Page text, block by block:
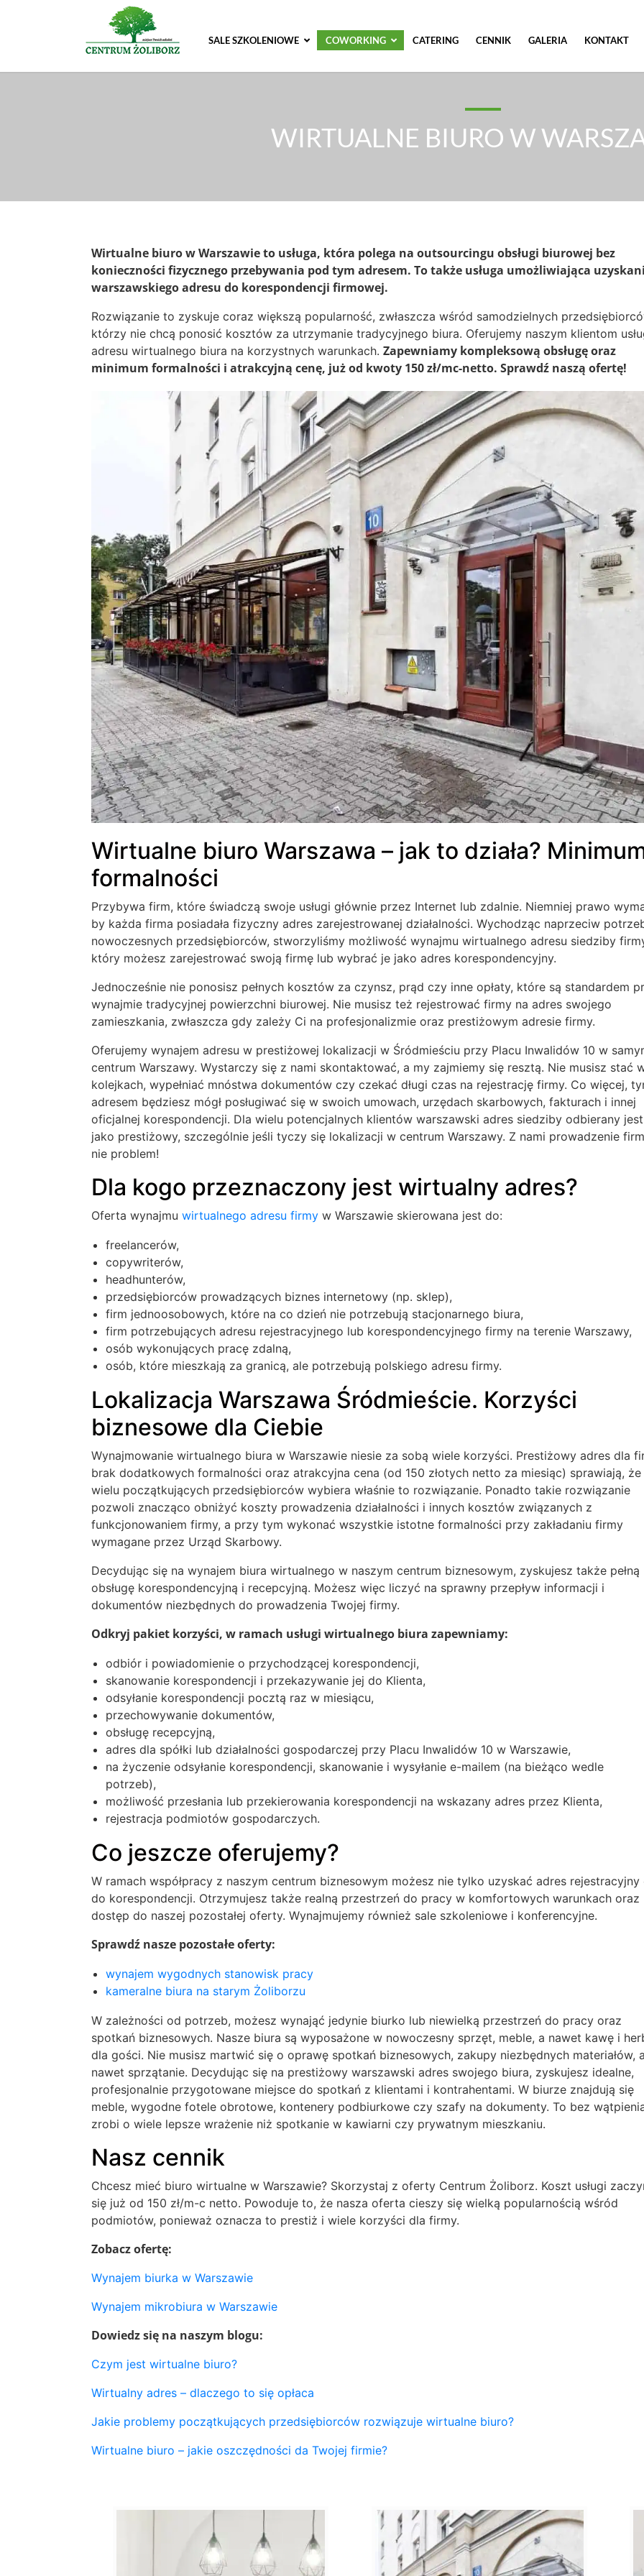
SALE SZKOLENIOWE COWORKING CATERING CENNIK GALERIA KONTAKT
WIRTUALNE BIURO W
Wirtualne biuro w Warszawie to usługa, która polega na outsourcingu obsługi biurowej bez
konieczności fizycznego przebywania pod tym adresem. To także usługa umożliwiająca
warszawskiego adresu do korespondencji firmowej.
Rozwiązanie to zyskuje coraz większą popularność, zwłaszcza wśród samodzielnych
którzy nie chcą ponosić kosztów za utrzymanie tradycyjnego biura. Oferujemy naszym klientom
adresu wirtualnego biura na korzystnych warunkach. Zapewniamy kompleksową obsługę oraz
minimum formalności i atrakcyjną cenę, już od kwoty 150 zł/mc-netto. Sprawdź naszą ofertę!
Wirtualne biuro Warszawa – jak to działa?
formalności
Przybywa firm, które świadczą swoje usługi głównie przez Internet lub zdalnie. Niemniej prawo
by każda firma posiadała fizyczny adres zarejestrowanej działalności. Wychodząc naprzeciw
nowoczesnych przedsiębiorców, stworzyliśmy możliwość wynajmu wirtualnego adresu siedziby
który możesz zarejestrować swoją firmę lub wybrać je jako adres korespondencyjny.
Jednocześnie nie ponosisz pełnych kosztów za czynsz, prąd czy inne opłaty, które są standardem
wynajmie tradycyjnej powierzchni biurowej. Nie musisz też rejestrować firmy na adres swojego
zamieszkania, zwłaszcza gdy zależy Ci na profesjonalizmie oraz prestiżowym adresie firmy.
Oferujemy wynajem adresu w prestiżowej lokalizacji w Śródmieściu przy Placu Inwalidów 10 w
centrum Warszawy. Wystarczy się z nami skontaktować, a my zajmiemy się resztą. Nie musisz stać
kolejkach, wypełniać mnóstwa dokumentów czy czekać długi czas na rejestrację firmy. Co więcej,
adresem będziesz mógł posługiwać się w swoich umowach, urzędach skarbowych, fakturach i innej
oficjalnej korespondencji. Dla wielu potencjalnych klientów warszawski adres siedziby odbierany jest
jako prestiżowy, szczególnie jeśli tyczy się lokalizacji w centrum Warszawy. Z nami prowadzenie
nie problem!
Dla kogo przeznaczony jest wirtualny adres?
Oferta wynajmu wirtualnego adresu firmyw Warszawie skierowana jest do:
freelancerów,
copywriterów,
headhunterów,
przedsiębiorców prowadzących biznes internetowy (np. sklep),
firm jednoosobowych, które na co dzień nie potrzebują stacjonarnego biura,
firm potrzebujących adresu rejestracyjnego lub korespondencyjnego firmy na terenie Warszawy,
osób wykonujących pracę zdalną,
osób, które mieszkają za granicą, ale potrzebują polskiego adresu firmy.
Lokalizacja Warszawa Śródmieście. Korzyści
biznesowe dla Ciebie
Wynajmowanie wirtualnego biura w Warszawie niesie za sobą wiele korzyści. Prestiżowy adres dla
brak dodatkowych formalności oraz atrakcyjna cena (od 150 złotych netto za miesiąc) sprawiają, że
wielu początkujących przedsiębiorców wybiera właśnie to rozwiązanie. Ponadto takie rozwiązanie
pozwoli znacząco obniżyć koszty prowadzenia działalności i innych kosztów związanych z
funkcjonowaniem firmy, a przy tym wykonać wszystkie istotne formalności przy zakładaniu firmy
wymagane przez Urząd Skarbowy.
Decydując się na wynajem biura wirtualnego w naszym centrum biznesowym, zyskujesz także pełną
obsługę korespondencyjną i recepcyjną. Możesz więc liczyć na sprawny przepływ informacji i
dokumentów niezbędnych do prowadzenia Twojej firmy.
Odkryj pakiet korzyści, w ramach usługi wirtualnego biura zapewniamy:
odbiór i powiadomienie o przychodzącej korespondencji,
skanowanie korespondencji i przekazywanie jej do Klienta,
odsyłanie korespondencji pocztą raz w miesiącu,
przechowywanie dokumentów,
obsługę recepcyjną,
adres dla spółki lub działalności gospodarczej przy Placu Inwalidów 10 w Warszawie,
na życzenie odsyłanie korespondencji, skanowanie i wysyłanie e-mailem (na bieżąco wedle
potrzeb),
możliwość przesłania lub przekierowania korespondencji na wskazany adres przez Klienta,
rejestracja podmiotów gospodarczych.
Co jeszcze oferujemy?
W ramach współpracy z naszym centrum biznesowym możesz nie tylko uzyskać adres rejestracyjny
do korespondencji. Otrzymujesz także realną przestrzeń do pracy w komfortowych warunkach oraz
dostęp do naszej pozostałej oferty. Wynajmujemy również sale szkoleniowe i konferencyjne.
Sprawdź nasze pozostałe oferty:
wynajem wygodnych stanowisk pracy
kameralne biura na starym Żoliborzu
W zależności od potrzeb, możesz wynająć jedynie biurko lub niewielką przestrzeń do pracy oraz
spotkań biznesowych. Nasze biura są wyposażone w nowoczesny sprzęt, meble, a nawet kawę i
dla gości. Nie musisz martwić się o oprawę spotkań biznesowych, zakupy niezbędnych materiałów,
nawet sprzątanie. Decydując się na prestiżowy warszawski adres swojego biura, zyskujesz idealne,
profesjonalnie przygotowane miejsce do spotkań z klientami i kontrahentami. W biurze znajdują się
meble, wygodne fotele obrotowe, kontenery podbiurkowe czy szafy na dokumenty. To bez
zrobi o wiele lepsze wrażenie niż spotkanie w kawiarni czy prywatnym mieszkaniu.
Nasz cennik
Chcesz mieć biuro wirtualne w Warszawie? Skorzystaj z oferty Centrum Żoliborz. Koszt usługi
się już od 150 zł/m-c netto. Powoduje to, że nasza oferta cieszy się wielką popularnością wśród
podmiotów, ponieważ oznacza to prestiż i wiele korzyści dla firmy.
Zobacz ofertę:
Wynajem biurka w Warszawie
Wynajem mikrobiura w Warszawie
Dowiedz się na naszym blogu:
Czym jest wirtualne biuro?
Wirtualny adres – dlaczego to się opłaca
Jakie problemy początkujących przedsiębiorców rozwiązuje wirtualne biuro?
Wirtualne biuro – jakie oszczędności da Twojej firmie?